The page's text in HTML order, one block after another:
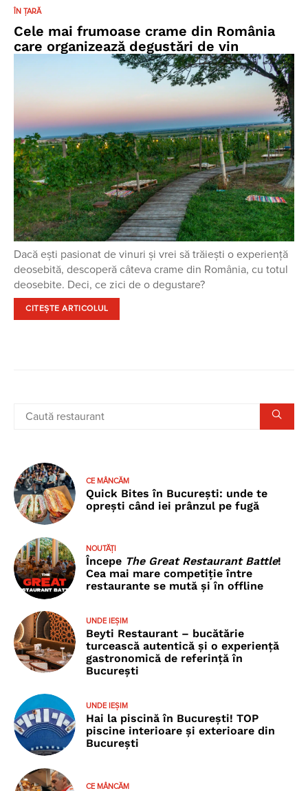
ÎN ȚARĂ
Cele mai frumoase crame din România
care organizează degustări de vin
Dacă ești pasionat de vinuri și vrei să trăiești o experiență
deosebită, descoperă câteva crame din România, cu totul
deosebite. Deci, ce zici de o degustare?
CITEȘTE ARTICOLUL
CE MÂNCĂM
Quick Bites în București: unde te
oprești când iei prânzul pe fugă
NOUTĂȚI
Începe The Great Restaurant Battle!
Cea mai mare competiție între
restaurante se mută și în offline
UNDE IEȘIM
Beyti Restaurant – bucătărie
turcească autentică și o experiență
gastronomică de referință în
București
UNDE IEȘIM
Hai la piscină în București! TOP
piscine interioare și exterioare din
București
CE MÂNCĂM